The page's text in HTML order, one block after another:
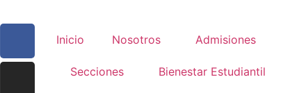
Inicio Nosotros Admisiones
Secciones Bienestar Estudiantil